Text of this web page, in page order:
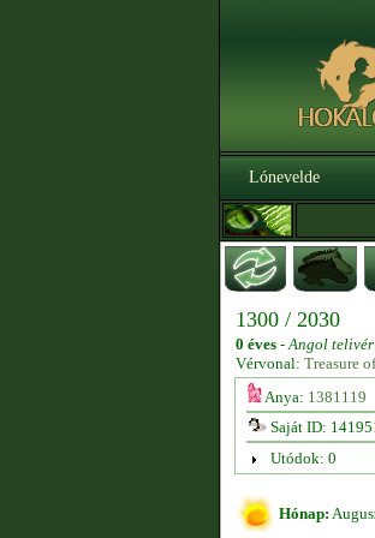
Lónevelde
1300 / 2030
0 éves -Angol
Vérvonal: Treasure
Anya: 1381119
Saját ID:
Utódok: 0
Hónap: